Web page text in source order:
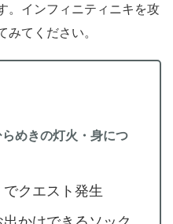
。インフィニティニキを攻
てください。
めきの灯火・身につ
でクエスト発生